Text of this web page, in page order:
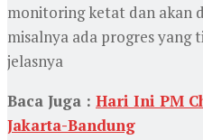
monitoring ketat dan akan
misalnya ada progres yang
jelasnya
Baca Juga : Hari Ini PM
Jakarta-Bandung